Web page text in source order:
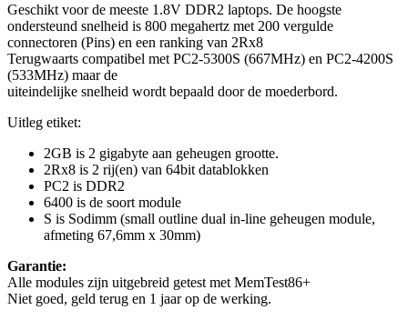
Geschikt voor de meeste 1.8V DDR2 laptops. De hoogste
ondersteund snelheid is 800 megahertz met 200 vergulde
connectoren (Pins) en een ranking van 2Rx8
Terugwaarts compatibel met PC2-5300S (667MHz) en PC2-4200S
(533MHz) maar de
uiteindelijke snelheid wordt bepaald door de moederbord.
Uitleg etiket:
2GB is 2 gigabyte aan geheugen grootte.
2Rx8 is 2 rij(en) van 64bit datablokken
PC2 is DDR2
6400 is de soort module
S is Sodimm (small outline dual in-line geheugen module,
afmeting 67,6mm x 30mm)
Garantie:
Alle modules zijn uitgebreid getest met MemTest86+
Niet goed, geld terug en 1 jaar op de werking.